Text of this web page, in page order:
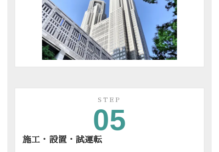
STEP
05
施工・設置・試運転